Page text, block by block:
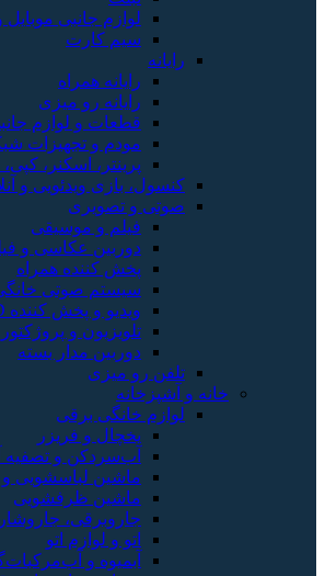
لوازم جانبی موبایل
سیم کارت
رایانه
رایانه همراه
رایانه رو میزی
قطعات و لوازم
مودم و تجهیزات
پرینتر، اسکنر،
کنسول، بازی‌ ویدئویی و
صوتی و تصویری
فیلم و موسیقی
دوربین عکاسی و
پخش کننده همراه
سیستم صوتی
ویدیو و پخش کننده DVD
تلویزیون و پروژکتور
دوربین مدار بسته
تلفن رو میزی
خانه و آشپزخانه
لوازم خانگی برقی
یخچال و فریزر
آب‌سردکن و تصفیه
ماشین لباسشویی
ماشین ظرفشویی
جاروبرقی،
اتو و لوازم اتو
آبمیوه و